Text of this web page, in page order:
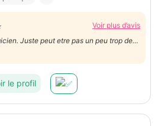
Voir plus d’avis
Juste peut etre pas un peu trop de
le profil